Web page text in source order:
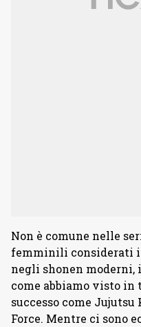
Non è comune nelle
femminili considerati
negli shonen moderni,
come abbiamo visto
successo come Jujutsu
Force. Mentre ci sono